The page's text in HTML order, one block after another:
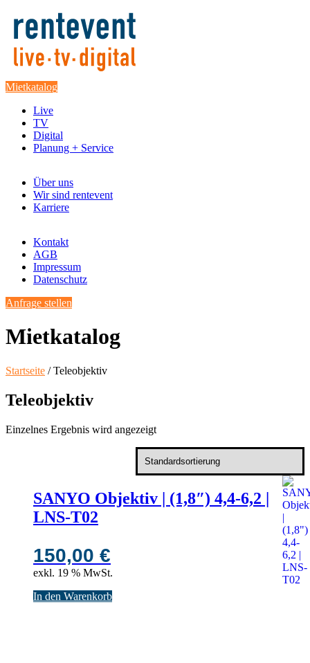
Mietkatalog
Live
TV
Digital
Planung + Service
Über uns
Wir sind rentevent
Karriere
Kontakt
AGB
Impressum
Datenschutz
Anfrage stellen
Mietkatalog
Startseite / Teleobjektiv
Teleobjektiv
Einzelnes Ergebnis wird angezeigt
SANYO Objektiv | (1,8″) 4,4-6,2 |
LNS-T02
150,00 €
exkl. 19 % MwSt.
In den Warenkorb